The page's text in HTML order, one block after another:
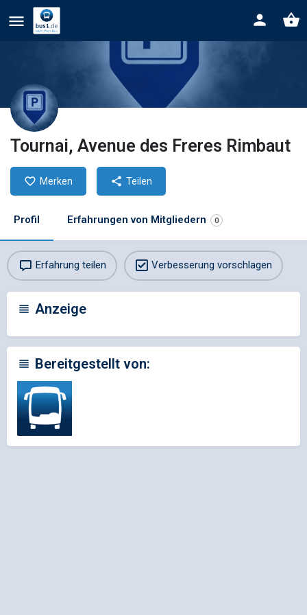
Tournai, Avenue des Freres Rimbaut
Merken Teilen
Profil Erfahrungen von Mitgliedern 0
Erfahrung teilen Verbesserung vorschlagen
Anzeige
Bereitgestellt von: